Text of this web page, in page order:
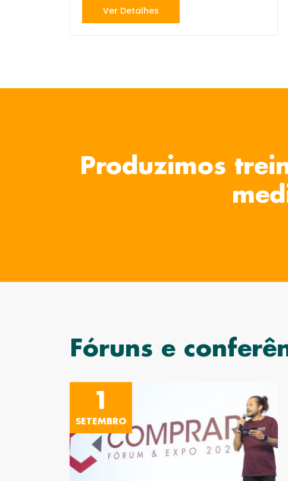
Ver Detalhes
Produzimos
Fóruns e
1
SETEMBRO